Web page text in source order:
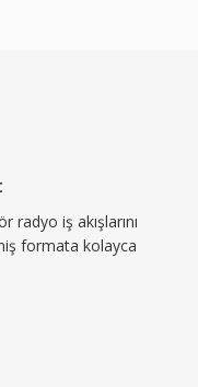
radyo iş akışlarını
formata kolayca